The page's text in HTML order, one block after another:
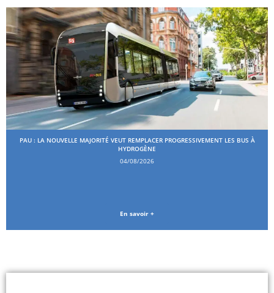
PAU : LA NOUVELLE MAJORITÉ VEUT REMPLACER PROGRESSIVEMENT LES BUS À
HYDROGÈNE
04/08/2026
En savoir +